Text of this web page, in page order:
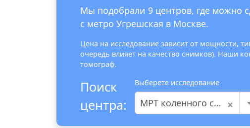
Мы подобрали 9 центров, где можно
с метро Угрешская в Москве.
Цена на исследование зависит от мощности,
очередь влияет на качество снимков). Наши
томограф.
Поиск
центра:
Выберете исследование
×
МРТ коленного сустава